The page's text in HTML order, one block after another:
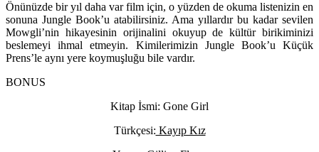
Önünüzde bir yıl daha var film için, o yüzden de okuma listenizin en
sonuna Jungle Book’u atabilirsiniz. Ama yıllardır bu kadar sevilen
Mowgli’nin hikayesinin orijinalini okuyup de kültür birikiminizi
beslemeyi ihmal etmeyin. Kimilerimizin Jungle Book’u Küçük
Prens’le aynı yere koymuşluğu bile vardır.
BONUS
Kitap İsmi: Gone Girl
Türkçesi: Kayıp Kız